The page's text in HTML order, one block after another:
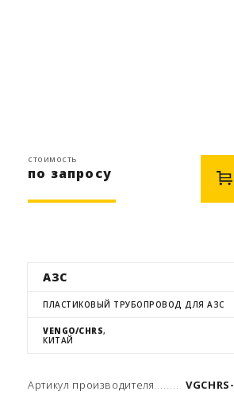
стоимость
по запросу
АЗС
ПЛАСТИКОВЫЙ ТРУБОПРОВОД ДЛЯ АЗС
VENGO/CHRS,
КИТАЙ
Артикул производителя